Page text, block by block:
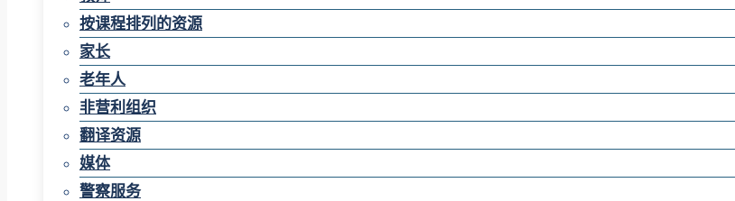
按课程排列的资源
家长
老年人
非营利组织
翻译资源
媒体
警察服务